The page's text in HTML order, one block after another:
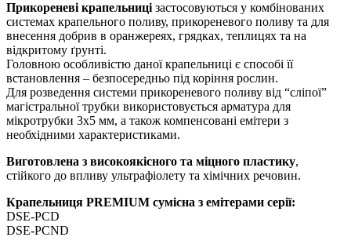
Прикореневі крапельниці застосовуються у комбінованих
системах крапельного поливу, прикореневого поливу та для
внесення добрив в оранжереях, грядках, теплицях та на
відкритому ґрунті.
Головною особливістю даної крапельниці є способі її
встановлення – безпосередньо під коріння рослин.
Для розведення системи прикореневого поливу від “сліпої”
магістральної трубки використовується арматура для
мікротрубки 3х5 мм, а також компенсовані емітери з
необхідними характеристиками.
Виготовлена ​​з високоякісного та міцного пластику,
стійкого до впливу ультрафіолету та хімічних речовин.
Крапельниця PREMIUM сумісна з емітерами серії:
DSE-PCD
DSE-PCND